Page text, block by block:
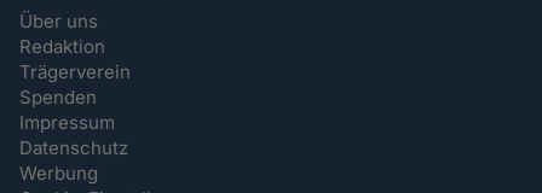
Über uns
Redaktion
Trägerverein
Spenden
Impressum
Datenschutz
Werbung